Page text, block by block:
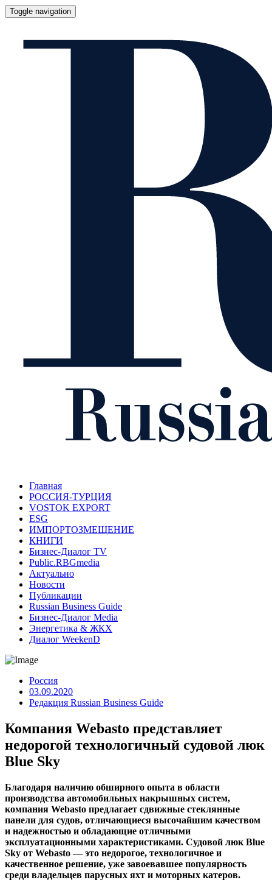
Toggle navigation
Главная
РОССИЯ-ТУРЦИЯ
VOSTOK EXPORT
ESG
ИМПОРТОЗМЕЩЕНИЕ
КНИГИ
Бизнес-Диалог TV
Public.RBGmedia
Актуально
Новости
Публикации
Russian Business Guide
Бизнес-Диалог Media
Энергетика & ЖКХ
Диалог WeekenD
Россия
03.09.2020
Редакция Russian Business Guide
Компания Webasto представляет
недорогой технологичный судовой люк
Blue Sky
Благодаря наличию обширного опыта в области
производства автомобильных накрышных систем,
компания Webasto предлагает сдвижные стеклянные
панели для судов, отличающиеся высочайшим качеством
и надежностью и обладающие отличными
эксплуатационными характеристиками. Судовой люк Blue
Sky от Webasto — это недорогое, технологичное и
качественное решение, уже завоевавшее популярность
среди владельцев парусных яхт и моторных катеров.